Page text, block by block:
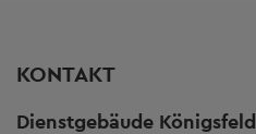
KONTAKT
Dienstgebäude Königsfeld